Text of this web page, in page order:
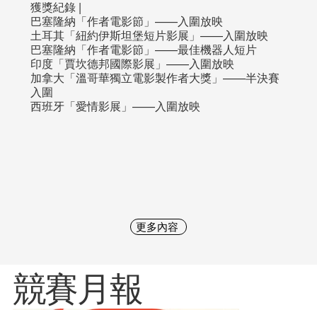
獲獎紀錄 |
巴塞隆納「作者電影節」——入圍放映
土耳其「紐約伊斯坦堡短片影展」——入圍放映
巴塞隆納「作者電影節」——最佳機器人短片
印度「賈坎德邦國際影展」——入圍放映
加拿大「溫哥華獨立電影製作者大獎」——半決賽
入圍
西班牙「愛情影展」——入圍放映
更多內容
競賽月報​